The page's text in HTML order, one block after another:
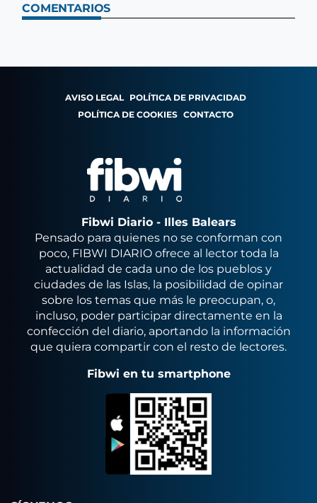
COMENTARIOS
AVISO LEGAL POLÍTICA DE PRIVACIDAD
POLÍTICA DE COOKIES CONTACTO
Fibwi Diario - Illes Balears
Pensado para quienes no se conforman con
poco, FIBWI DIARIO ofrece al lector toda la
actualidad de cada uno de los pueblos y
ciudades de las Islas, la posibilidad de opinar
sobre los temas que más le preocupan, o,
incluso, poder participar directamente en la
confección del diario, aportando la información
que quiera compartir con el resto de lectores.
Fibwi en tu smartphone